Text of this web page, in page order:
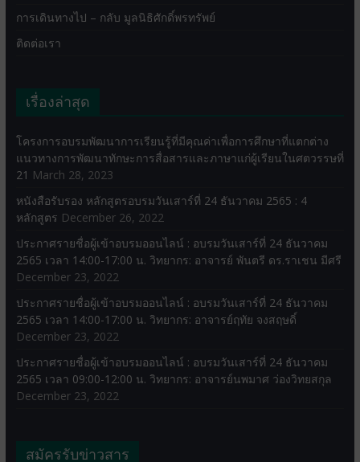
การเดินทางไป – กลับ มูลนิธิศักดิ์พรทรัพย์
ติดต่อเรา
เรื่องล่าสุด
โครงการอบรมพัฒนาการเรียนรู้ที่มีคุณค่าเพื่อการศึกษาที่แตกต่าง
แนวทางการพัฒนาทักษะการสื่อสารและภาษาแก่ผู้เรียนในศตวรรษที่
21 March 28, 2023
หนังสือรับรอง หลักสูตรอบรมวันเสาร์ที่ 24 ธันวาคม 2565 : 4
หลักสูตร December 26, 2022
ประกาศรายชื่อผู้เข้าอบรมออนไลน์ : อบรมวันเสาร์ที่ 24 ธันวาคม
2565 เวลา 14:00-17:00 น. วิทยากร: อาจารย์ พันตรี ดร.ราเชน มีศรี
December 23, 2022
ประกาศรายชื่อผู้เข้าอบรมออนไลน์ : อบรมวันเสาร์ที่ 24 ธันวาคม
2565 เวลา 14:00-17:00 น. วิทยากร: อาจารย์ฤทัย จงสฤษดิ์
December 23, 2022
ประกาศรายชื่อผู้เข้าอบรมออนไลน์ : อบรมวันเสาร์ที่ 24 ธันวาคม
2565 เวลา 09:00-12:00 น. วิทยากร: อาจารย์นพมาศ ว่องวิทยสกุล
December 23, 2022
สมัครรับข่าวสาร